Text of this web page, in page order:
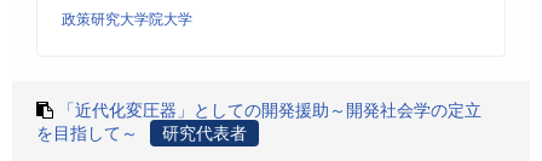
政策研究大学院大学
「近代化変圧器」としての開発援助～開発社会学の定立
を目指して～
研究代表者